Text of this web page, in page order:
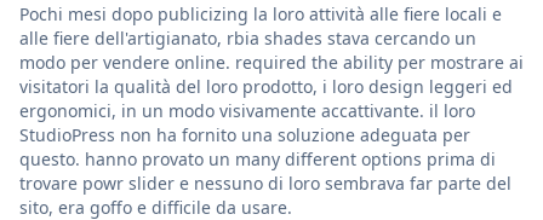
Pochi mesi dopo publicizing la loro attività alle fiere locali e
alle fiere dell'artigianato, rbia shades stava cercando un
modo per vendere online. required the ability per mostrare ai
visitatori la qualità del loro prodotto, i loro design leggeri ed
ergonomici, in un modo visivamente accattivante. il loro
StudioPress non ha fornito una soluzione adeguata per
questo. hanno provato un many different options prima di
trovare powr slider e nessuno di loro sembrava far parte del
sito, era goffo e difficile da usare.